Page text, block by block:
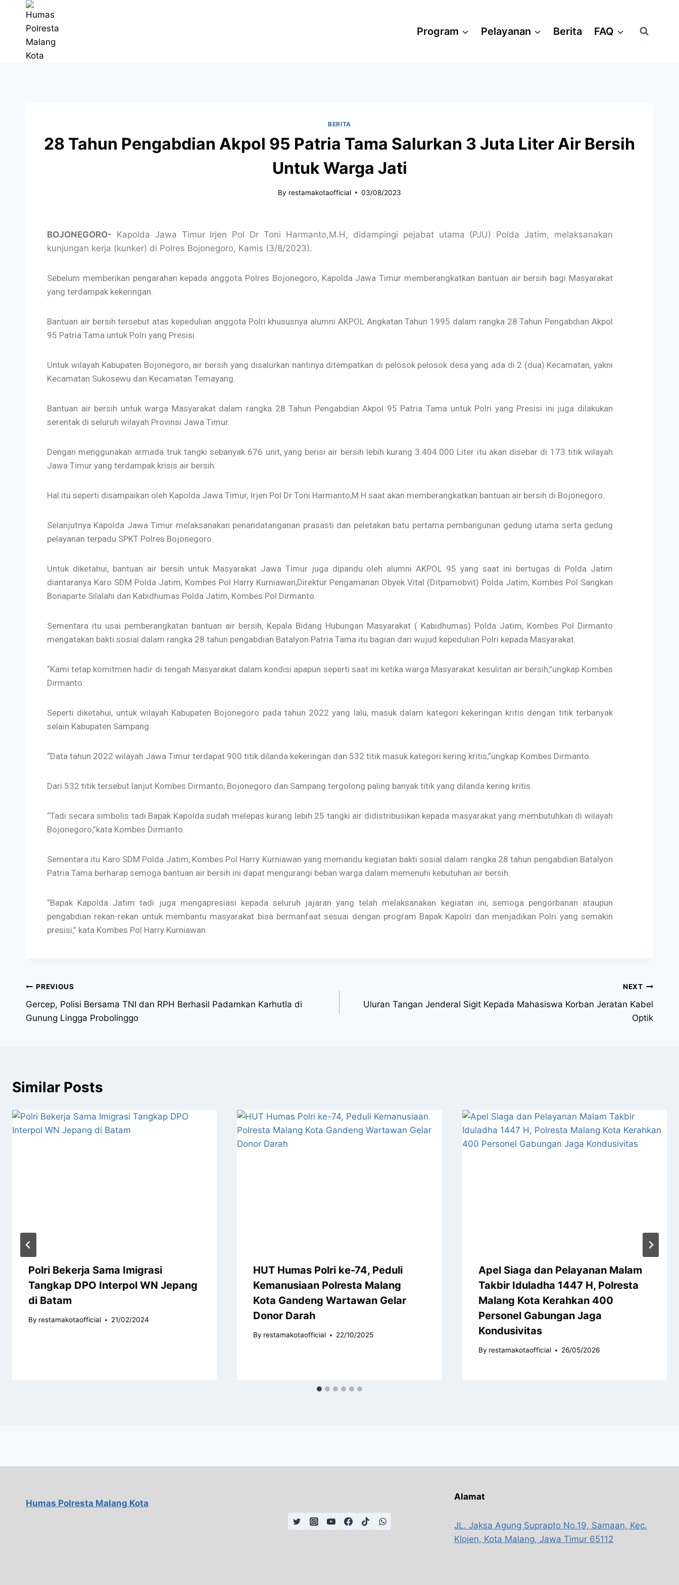
Program Pelayanan Berita FAQ
BERITA
28 Tahun Pengabdian Akpol 95 Patria Tama Salurkan 3 Juta Liter Air Bersih
Untuk Warga Jati
By restamakotaofficial 03/08/2023
BOJONEGORO- Kapolda Jawa Timur Irjen Pol Dr Toni Harmanto,M.H, didampingi pejabat utama (PJU) Polda Jatim, melaksanakan
kunjungan kerja (kunker) di Polres Bojonegoro, Kamis (3/8/2023).
Sebelum memberikan pengarahan kepada anggota Polres Bojonegoro, Kapolda Jawa Timur memberangkatkan bantuan air bersih bagi Masyarakat
yang terdampak kekeringan.
Bantuan air bersih tersebut atas kepedulian anggota Polri khususnya alumni AKPOL Angkatan Tahun 1995 dalam rangka 28 Tahun Pengabdian Akpol
95 Patria Tama untuk Polri yang Presisi.
Untuk wilayah Kabupaten Bojonegoro, air bersih yang disalurkan nantinya ditempatkan di pelosok pelosok desa yang ada di 2 (dua) Kecamatan, yakni
Kecamatan Sukosewu dan Kecamatan Temayang.
Bantuan air bersih untuk warga Masyarakat dalam rangka 28 Tahun Pengabdian Akpol 95 Patria Tama untuk Polri yang Presisi ini juga dilakukan
serentak di seluruh wilayah Provinsi Jawa Timur.
Dengan menggunakan armada truk tangki sebanyak 676 unit, yang berisi air bersih lebih kurang 3.404.000 Liter itu akan disebar di 173 titik wilayah
Jawa Timur yang terdampak krisis air bersih.
Hal itu seperti disampaikan oleh Kapolda Jawa Timur, Irjen Pol Dr Toni Harmanto,M.H saat akan memberangkatkan bantuan air bersih di Bojonegoro.
Selanjutnya Kapolda Jawa Timur melaksanakan penandatanganan prasasti dan peletakan batu pertama pembangunan gedung utama serta gedung
pelayanan terpadu SPKT Polres Bojonegoro.
Untuk diketahui, bantuan air bersih untuk Masyarakat Jawa Timur juga dipandu oleh alumni AKPOL 95 yang saat ini bertugas di Polda Jatim
diantaranya Karo SDM Polda Jatim, Kombes Pol Harry Kurniawan,Direktur Pengamanan Obyek Vital (Ditpamobvit) Polda Jatim, Kombes Pol Sangkan
Bonaparte Silalahi dan Kabidhumas Polda Jatim, Kombes Pol Dirmanto.
Sementara itu usai pemberangkatan bantuan air bersih, Kepala Bidang Hubungan Masyarakat ( Kabidhumas) Polda Jatim, Kombes Pol Dirmanto
mengatakan bakti sosial dalam rangka 28 tahun pengabdian Batalyon Patria Tama itu bagian dari wujud kepedulian Polri kepada Masyarakat.
“Kami tetap komitmen hadir di tengah Masyarakat dalam kondisi apapun seperti saat ini ketika warga Masyarakat kesulitan air bersih,”ungkap Kombes
Dirmanto.
Seperti diketahui, untuk wilayah Kabupaten Bojonegoro pada tahun 2022 yang lalu, masuk dalam kategori kekeringan kritis dengan titik terbanyak
selain Kabupaten Sampang.
“Data tahun 2022 wilayah Jawa Timur terdapat 900 titik dilanda kekeringan dan 532 titik masuk kategori kering kritis,”ungkap Kombes Dirmanto.
Dari 532 titik tersebut lanjut Kombes Dirmanto, Bojonegoro dan Sampang tergolong paling banyak titik yang dilanda kering kritis.
“Tadi secara simbolis tadi Bapak Kapolda sudah melepas kurang lebih 25 tangki air didistribusikan kepada masyarakat yang membutuhkan di wilayah
Bojonegoro,”kata Kombes Dirmanto.
Sementara itu Karo SDM Polda Jatim, Kombes Pol Harry Kurniawan yang memandu kegiatan bakti sosial dalam rangka 28 tahun pengabdian Batalyon
Patria Tama berharap semoga bantuan air bersih ini dapat mengurangi beban warga dalam memenuhi kebutuhan air bersih.
“Bapak Kapolda Jatim tadi juga mengapresiasi kepada seluruh jajaran yang telah melaksanakan kegiatan ini, semoga pengorbanan ataupun
pengabdian rekan-rekan untuk membantu masyarakat bisa bermanfaat sesuai dengan program Bapak Kapolri dan menjadikan Polri yang semakin
presisi,” kata Kombes Pol Harry Kurniawan.
PREVIOUS
Gercep, Polisi Bersama TNI dan RPH Berhasil Padamkan Karhutla di
Gunung Lingga Probolinggo
NEXT
Uluran Tangan Jenderal Sigit Kepada Mahasiswa Korban Jeratan Kabel
Optik
Similar Posts
Polri Bekerja Sama Imigrasi
Tangkap DPO Interpol WN Jepang
di Batam
By restamakotaofficial 21/02/2024
HUT Humas Polri ke-74, Peduli
Kemanusiaan Polresta Malang
Kota Gandeng Wartawan Gelar
Donor Darah
By restamakotaofficial 22/10/2025
Apel Siaga dan Pelayanan Malam
Takbir Iduladha 1447 H, Polresta
Malang Kota Kerahkan 400
Personel Gabungan Jaga
Kondusivitas
By restamakotaofficial 26/05/2026
Humas Polresta Malang Kota
Alamat
JL. Jaksa Agung Suprapto No.19, Samaan, Kec.
Klojen, Kota Malang, Jawa Timur 65112